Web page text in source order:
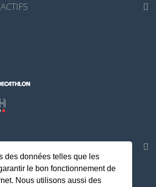
des données telles que les
le bon fonctionnement de
Nous utilisons aussi des